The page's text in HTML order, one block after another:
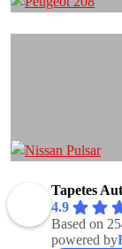
Tapetes
4.9
Based on
powered by